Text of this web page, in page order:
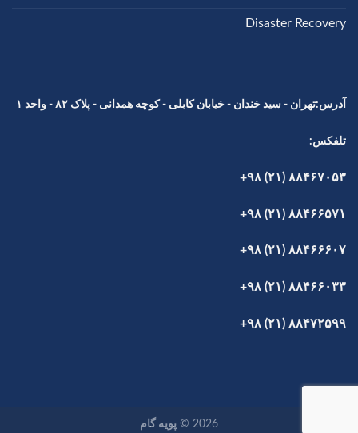
Disaster Recovery
آدرس:تهران - سید خندان - خیابان کابلی - کوچه همدانی - پلاک ۸۲ - واحد ۱
تلفکس:
۸۸۴۶۷۰۵۳ (۲۱) ۹۸+
۸۸۴۶۶۵۷۱ (۲۱) ۹۸+
۸۸۴۶۶۶۰۷ (۲۱) ۹۸+
۸۸۴۶۶۰۳۳ (۲۱) ۹۸+
۸۸۴۷۲۵۹۹ (۲۱) ۹۸+
2026 © پویه گام